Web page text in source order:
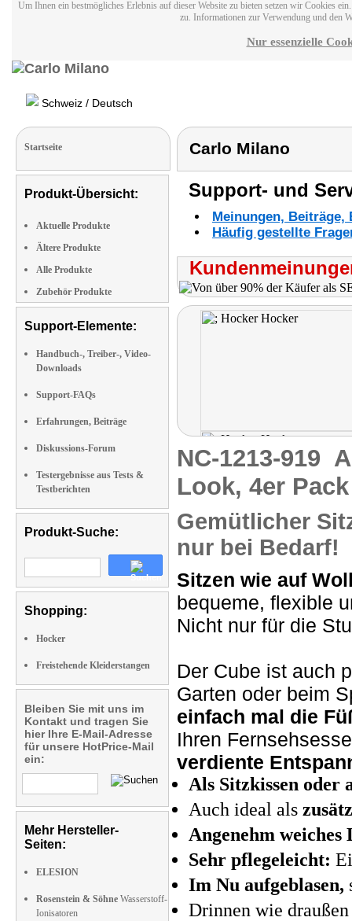
Um Ihnen ein bestmögliches Erlebnis auf dieser Website zu bieten setzen wir Cookies
zu. Informationen zur Verwendung und den
Nur essenzielle
Schweiz / Deutsch
Startseite
Produkt-Übersicht:
Aktuelle Produkte
Ältere Produkte
Alle Produkte
Zubehör Produkte
Support-Elemente:
Handbuch-, Treiber-, Video-
Downloads
Support-FAQs
Erfahrungen, Beiträge
Diskussions-Forum
Testergebnisse aus Tests &
Testberichten
Produkt-Suche:
Shopping:
Hocker
Freistehende Kleiderstangen
Bleiben Sie mit uns im
Kontakt und tragen Sie
hier Ihre E-Mail-Adresse
für unsere HotPrice-Mail
ein:
Mehr Hersteller-
Seiten:
ELESION
Rosenstein & Söhne Wasserstoff-
Ionisatoren
Carlo Milano
Support- und
Meinungen,
Häufig gestellte
NC-1213-919
Look, 4er Pack
Gemütlicher
nur bei Bedarf!
Sitzen wie auf
bequeme, flexible
Nicht nur für die
Der Cube ist auch
Garten oder beim
einfach mal die
Ihren
verdiente
Als Sitzkissen oder
Auch ideal als
Angenehm
Sehr pflegeleicht:
Im Nu aufgeblasen,
Drinnen wie